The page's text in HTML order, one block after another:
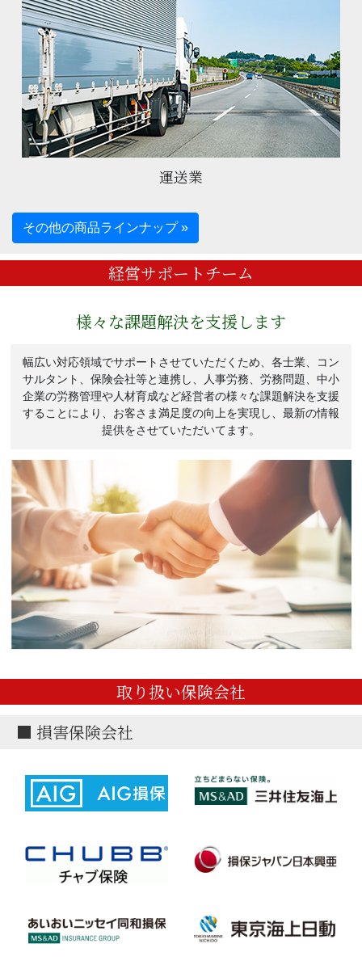
運送業
その他の商品ラインナップ »
経営サポートチーム
様々な課題解決を支援します
幅広い対応領域でサポートさせていただくため、各士業、コン
サルタント、保険会社等と連携し、人事労務、労務問題、中小
企業の労務管理や人材育成など経営者の様々な課題解決を支援
することにより、お客さま満足度の向上を実現し、最新の情報
提供をさせていただいてます。
取り扱い保険会社
■ 損害保険会社